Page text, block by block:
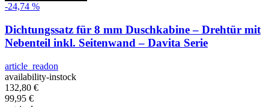
-24,74 %
Dichtungssatz für 8 mm Duschkabine – Drehtür mit
Nebenteil inkl. Seitenwand – Davita Serie
article_readon
availability-instock
132,80 €
99,95 €